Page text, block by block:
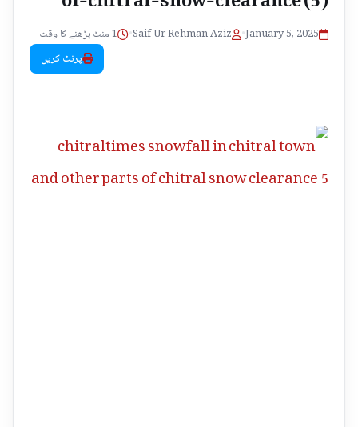
January 5, 2025
•
Saif Ur Rehman Aziz
•
1 منٹ پڑھنے کا وقت
پرنٹ کریں